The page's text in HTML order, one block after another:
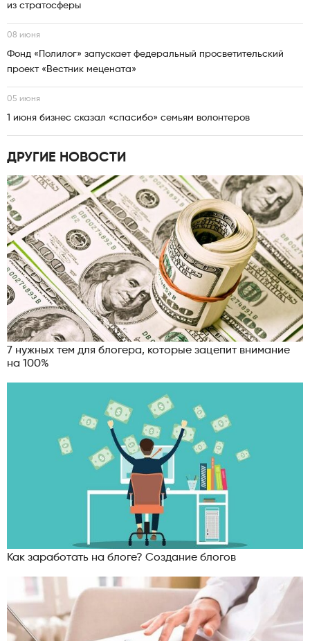
из стратосферы
08 июня
Фонд «Полилог» запускает федеральный просветительский
проект «Вестник мецената»
05 июня
1 июня бизнес сказал «спасибо» семьям волонтеров
ДРУГИЕ НОВОСТИ
7 нужных тем для блогера, которые зацепит внимание
на 100%
Как заработать на блоге? Создание блогов